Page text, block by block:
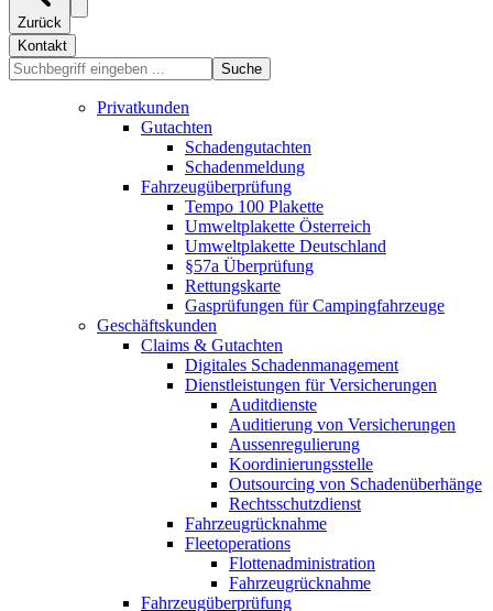
Zurück
Kontakt
Suche
Privatkunden
Gutachten
Schadengutachten
Schadenmeldung
Fahrzeugüberprüfung
Tempo 100 Plakette
Umweltplakette Österreich
Umweltplakette Deutschland
§57a Überprüfung
Rettungskarte
Gasprüfungen für Campingfahrzeuge
Geschäftskunden
Claims & Gutachten
Digitales Schadenmanagement
Dienstleistungen für Versicherungen
Auditdienste
Auditierung von Versicherungen
Aussenregulierung
Koordinierungsstelle
Outsourcing von Schadenüberhänge
Rechtsschutzdienst
Fahrzeugrücknahme
Fleetoperations
Flottenadministration
Fahrzeugrücknahme
Fahrzeugüberprüfung